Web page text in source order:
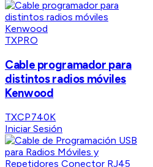
TXPRO
Cable programador para
distintos radios móviles
Kenwood
TXCP740K
Iniciar Sesión